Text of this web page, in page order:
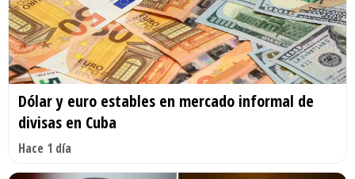
Dólar y euro estables en mercado informal de
divisas en Cuba
Hace 1 día